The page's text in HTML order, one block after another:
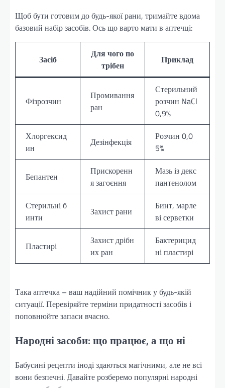
Щоб бути готовим до будь-якої рани, тримайте вдома
базовий набір засобів. Ось що варто мати в аптечці:
Засіб
Для чого по
трібен
Приклад
Фізрозчин
Промивання
ран
Стерильний
розчин NaCl
0,9%
Хлоргексид
ин
Дезінфекція
Розчин 0,0
5%
Бепантен
Прискоренн
я загоєння
Мазь із декс
пантенолом
Стерильні б
инти
Захист рани
Бинт, марле
ві серветки
Пластирі
Захист дрібн
их ран
Бактерицид
ні пластирі
Така аптечка – ваш надійний помічник у будь-якій
ситуації. Перевіряйте терміни придатності засобів і
поповнюйте запаси вчасно.
Народні засоби: що працює, а що ні
Бабусині рецепти іноді здаються магічними, але не всі
вони безпечні. Давайте розберемо популярні народні